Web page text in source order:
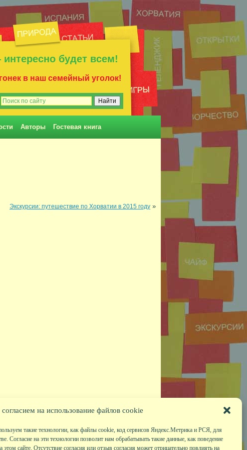
на использование файлов cookie
такие технологии, как файлы cookie, код сервисов Яндекс.Метрика и РСЯ, для
Согласие на эти технологии позволит нам обрабатывать такие данные, как поведение
сайте. Отсутствие согласия или отзыв согласия может отрицательно повлиять на
будет всем!
в наш семейный уголок!
Авторы Гостевая книга
Экскурсии: путешествие по Хорватии в 2015 году »